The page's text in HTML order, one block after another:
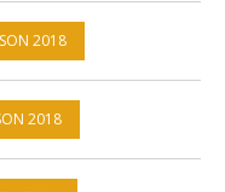
2018
2018